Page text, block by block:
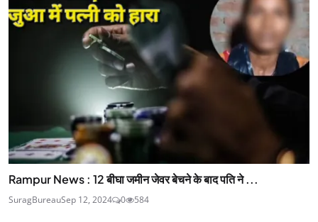
Rampur News : 12 बीघा जमीन जेवर बेचने के बाद पति ने ...
SuragBureauSep 12, 2024 0 584